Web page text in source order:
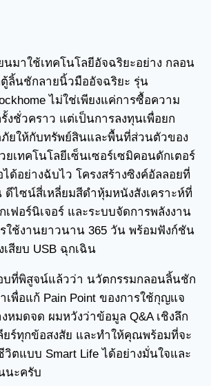
นมาใช้เทคโนโลยีอัจฉริยะอย่าง กลอน
ลิ้นชักลายนิ้วมืออัจฉริยะ รุ่น
ไม่ใช่เพียงแค่การซื้อความ
งชั่วคราว แต่เป็นการลงทุนเพื่อยก
ยให้กับทรัพย์สินและพื้นที่ส่วนตัวของ
เทคโนโลยีเซ็นเซอร์เซมิคอนดักเตอร์
ด้อย่างฉับไว โครงสร้างซิงค์อัลลอยที่
ไซน์สี่เหลี่ยมสีดำหุ้มหนังสังเคราะห์ที่
เฟอร์นิเจอร์ และระบบจัดการพลังงาน
ใช้งานยาวนาน 365 วัน พร้อมฟังก์ชัน
สียบ USB ฉุกเฉิน
ที่พิสูจน์แล้วว่า นวัตกรรมกลอนลิ้นชัก
พื่อแก้ Pain Point ของการใช้กุญแจ
หมดจด ผมหวังว่าข้อมูล Q&A เชิงลึก
ยร์ทุกข้อสงสัย และทำให้คุณพร้อมที่จะ
วิตแบบ Smart Life ได้อย่างมั่นใจและ
นะครับ